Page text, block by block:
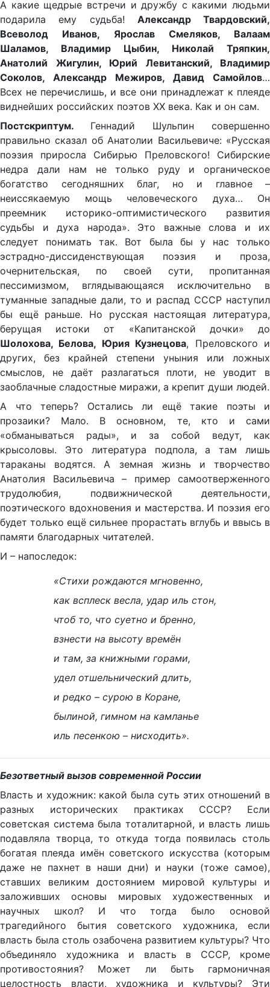
А какие щедрые встречи и дружбу с какими людьми
подарила ему судьба! Александр Твардовский,
Всеволод Иванов, Ярослав Смеляков, Валаам
Шаламов, Владимир Цыбин, Николай Тряпкин,
Анатолий Жигулин, Юрий Левитанский, Владимир
Соколов, Александр Межиров, Давид Самойлов…
Всех не перечислишь, и все они принадлежат к плеяде
виднейших российских поэтов ХХ века. Как и он сам.
Постскриптум. Геннадий Шульпин совершенно
правильно сказал об Анатолии Васильевиче: «Русская
поэзия приросла Сибирью Преловского! Сибирские
недра дали нам не только руду и органическое
богатство сегодняшних благ, но и главное –
неиссякаемую мощь человеческого духа… Он
преемник историко-оптимистического развития
судьбы и духа народа». Это важные слова и их
следует понимать так. Вот была бы у нас только
эстрадно-диссиденствующая поэзия и проза,
очернительская, по своей сути, пропитанная
пессимизмом, вглядывающаяся исключительно в
туманные западные дали, то и распад СССР наступил
бы ещё раньше. Но русская настоящая литература,
берущая истоки от «Капитанской дочки» до
Шолохова, Белова, Юрия Кузнецова, Преловского и
других, без крайней степени уныния или ложных
смыслов, не даёт разлагаться плоти, не уводит в
заоблачные сладостные миражи, а крепит души людей.
А что теперь? Остались ли ещё такие поэты и
прозаики? Мало. В основном, те, кто и сами
«обманываться рады», и за собой ведут, как
крысоловы. Это литература подпола, а там лишь
тараканы водятся. А земная жизнь и творчество
Анатолия Васильевича – пример самоотверженного
трудолюбия, подвижнической деятельности,
поэтического вдохновения и мастерства. И поэзия его
будет только ещё сильнее прорастать вглубь и ввысь в
памяти благодарных читателей.
И – напоследок:
«Стихи рождаются мгновенно,
как всплеск весла, удар иль стон,
чтоб то, что суетно и бренно,
взнести на высоту времён
и там, за книжными горами,
удел отшельнический длить,
и редко – сурою в Коране,
былиной, гимном на камланье
иль песенкою – нисходить».
Безответный вызов современной России
Власть и художник: какой была суть этих отношений в
разных исторических практиках СССР? Если
советская система была тоталитарной, и власть лишь
подавляла творца, то откуда тогда появилась столь
богатая плеяда имён советского искусства (которым
даже не пахнет в наши дни) и науки (тоже самое),
ставших великим достоянием мировой культуры и
заложивших основы мировых художественных и
научных школ? И что тогда было основой
трагедийного бытия советского художника, если
власть была столь озабочена развитием культуры? Что
объединяло художника и власть в СССР, кроме
противостояния? Может ли быть гармоничная
целостность власти, художника и культуры? Эти